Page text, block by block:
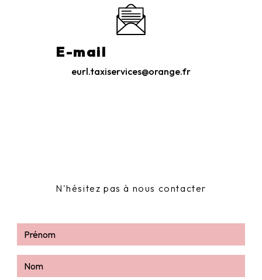
E-mail
eurl.taxiservices@orange.fr
N'hésitez pas à nous contacter